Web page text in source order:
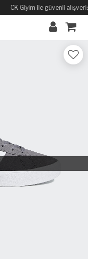
CK Giyim ile güvenli